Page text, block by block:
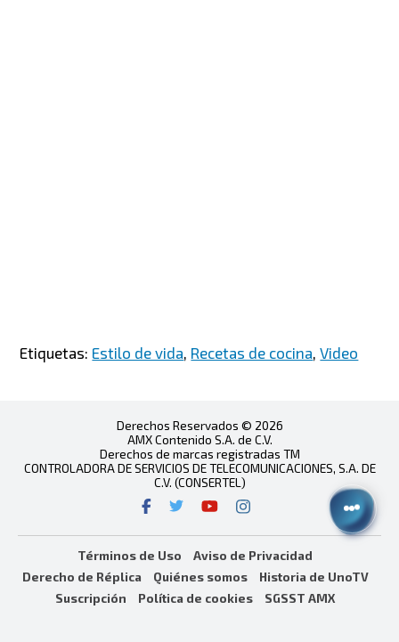
Etiquetas: Estilo de vida Recetas de cocina ,Video
Derechos Reservados © 2026
AMX Contenido S.A. de C.V.
Derechos de marcas registradas TM
CONTROLADORA DE SERVICIOS DE TELECOMUNICACIONES, S.A. DE
C.V. (CONSERTEL)
Términos de Uso
Aviso de Privacidad
Derecho de Réplica
Quiénes somos
Historia de UnoTV
Suscripción
Política de cookies SGSST AMX